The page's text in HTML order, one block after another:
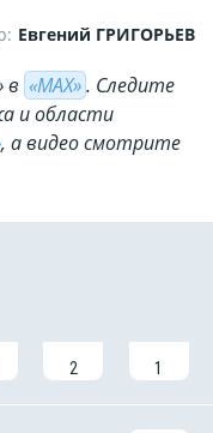
Евгений ГРИГОРЬЕВ
в «МАХ». Cледите
и области
, а видео смотрите
2 1